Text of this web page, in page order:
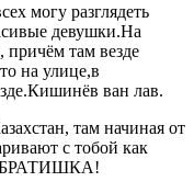
могу разглядеть
девушки.На
там везде
на улице,в
ван лав.
там начиная от
с тобой как